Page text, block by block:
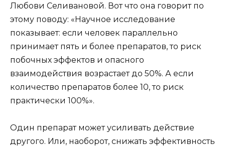
Любови Селивановой. Вот что она говорит по
этому поводу: «Научное исследование
показывает: если человек параллельно
принимает пять и более препаратов, то риск
побочных эффектов и опасного
взаимодействия возрастает до 50%. А если
количество препаратов более 10, то риск
практически 100%».
Один препарат может усиливать действие
другого. Или, наоборот, снижать эффективность